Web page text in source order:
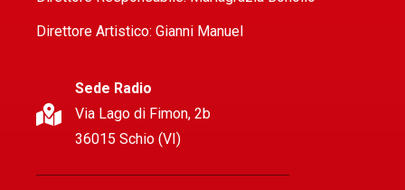
Direttore Artistico: Gianni Manuel
Sede Radio
Via Lago di Fimon, 2b
36015 Schio (VI)